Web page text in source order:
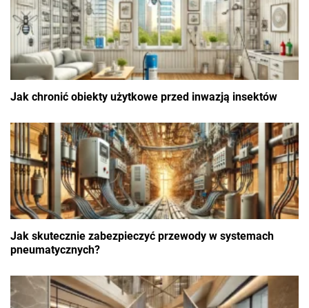
Jak chronić obiekty użytkowe przed inwazją insektów
Jak skutecznie zabezpieczyć przewody w systemach
pneumatycznych?